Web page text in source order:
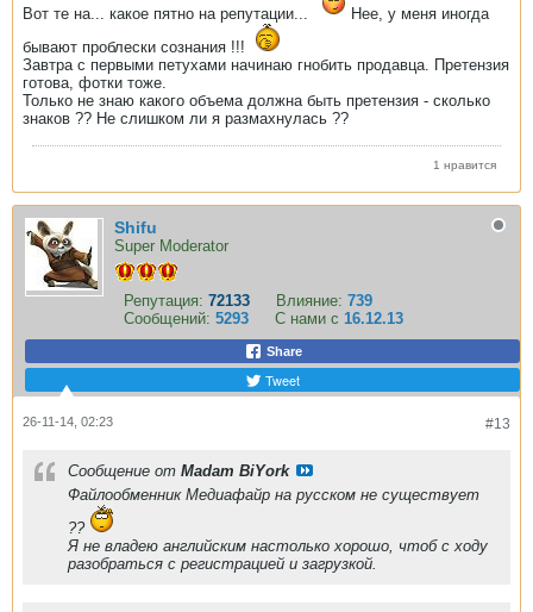
Вот те на... какое пятно на репутации...
Нее, у меня иногда
бывают проблески сознания !!!
Завтра с первыми петухами начинаю гнобить продавца. Претензия
готова, фотки тоже.
Только не знаю какого объема должна быть претензия - сколько
знаков ?? Не слишком ли я размахнулась ??
1 нравится
Shifu
Super Moderator
Репутация: 72133 Влияние: 739
Сообщений: 5293 С нами с 16.12.13
Share
Tweet
#13
26-11-14, 02:23
Сообщение от Madam BiYork
Файлообменник Медиафайр на русском не существует
??
Я не владею английским настолько хорошо, чтоб с ходу
разобраться с регистрацией и загрузкой.